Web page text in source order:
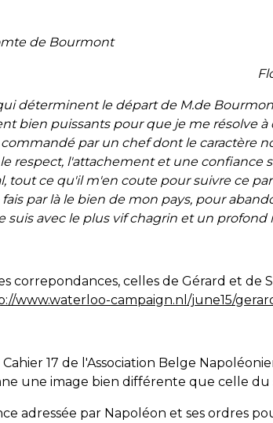
de Bourmont
déterminent le départ de M.de
bien puissants pour que je me résolve
commandé par un chef dont le caractère
respect, l'attachement et une confiance
tout ce qu'il m'en coute pour suivre ce
par là le bien de mon pays, pour
suis avec le plus vifchagrin et un profond
correpondances, celles de Gérard et de
www.waterloo-campaign.nl/june15/
17 de l'Association Belge
une image bien différente que celle du
adressée par Napoléon et ses ordres